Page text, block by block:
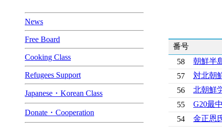
News
Free Board
Cooking Class
Refugees Support
Japanese・Korean Class
Donate・Cooperation
番号
58
朝鮮半
57
対北朝
56
北朝鮮
55
G20最
54
金正恩